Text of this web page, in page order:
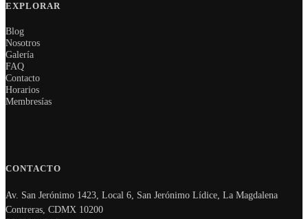
EXPLORAR
Blog
Nosotros
Galería
FAQ
Contacto
Horarios
Membresías
CONTACTO
Av. San Jerónimo 1423, Local 6, San Jerónimo Lídice, La Magdalena
Contreras, CDMX 10200